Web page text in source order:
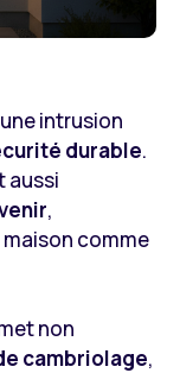
intrusion
durable.
aussi
,
comme
non
cambriolage,